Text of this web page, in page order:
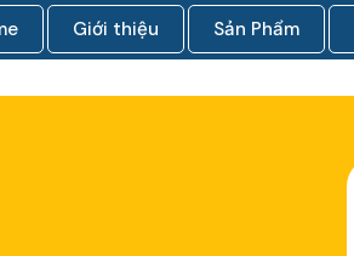
Giới thiệu Sản Phẩm